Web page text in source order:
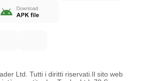
Ltd. Tutti i diritti riservati. Il sito web